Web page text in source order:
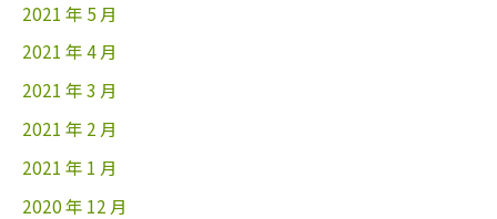
2021 年 5 月
2021 年 4 月
2021 年 3 月
2021 年 2 月
2021 年 1 月
2020 年 12 月